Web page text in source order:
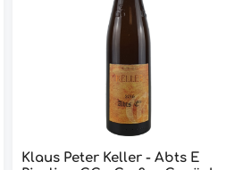
Klaus Peter Keller - Abts E